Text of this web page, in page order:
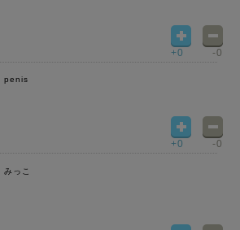
+0 -0
penis
+0 -0
みっこ